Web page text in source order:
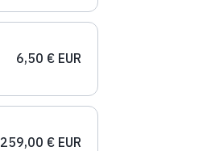
6,50 € EUR
259,00 € EUR